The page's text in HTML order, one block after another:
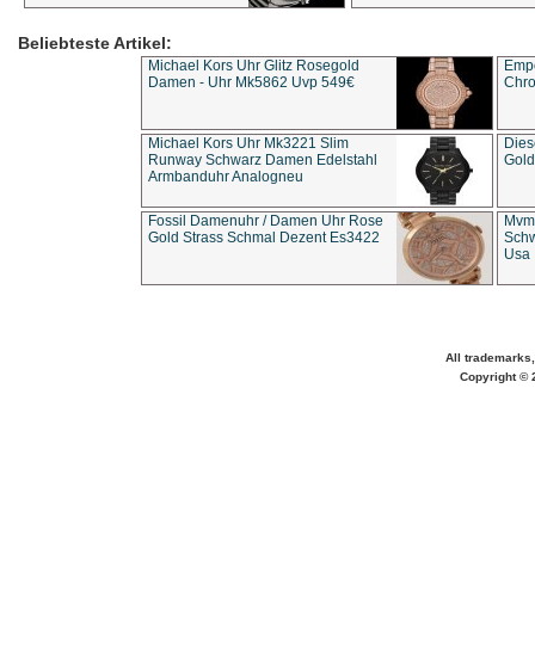
Beliebteste Artikel:
Michael Kors Uhr Glitz Rosegold
Damen - Uhr Mk5862 Uvp 549€
Michael Kors Uhr Mk3221 Slim
Runway Schwarz Damen Edelstahl
Armbanduhr Analogneu
Fossil Damenuhr / Damen Uhr Rose
Gold Strass Schmal Dezent Es3422
Usa
All
Copyright ©